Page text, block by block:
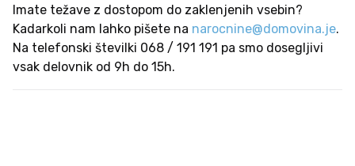
Imate težave z dostopom do zaklenjenih vsebin?
Kadarkoli nam lahko pišete na narocnine@domovina.je.
Na telefonski številki 068 / 191 191 pa smo dosegljivi
vsak delovnik od 9h do 15h.